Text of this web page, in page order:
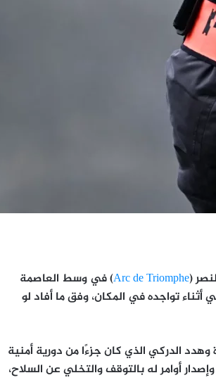
(
Arc de Triomphe) في وسط العاصمة
تواجده في المكان، وفق ما أفاد لو
الدركي الذي كان جزءًا من دورية أمنية
أوامر له بالتوقف والتخلي عن السلاح،